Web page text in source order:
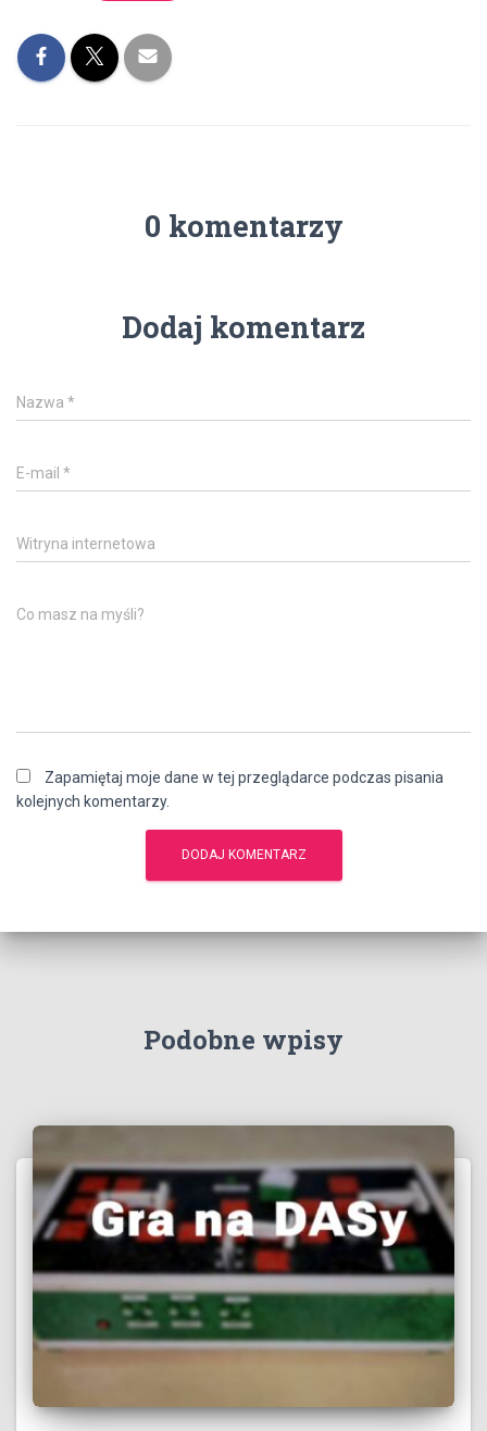
0 komentarzy
Dodaj komentarz
Nazwa *
E-mail *
Witryna internetowa
Co masz na myśli?
Zapamiętaj moje dane w tej przeglądarce podczas pisania
kolejnych komentarzy.
Podobne wpisy